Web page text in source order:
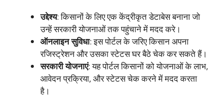
उद्देश्य: किसानों के लिए एक केंद्रीकृत डेटाबेस बनाना जो
उन्हें सरकारी योजनाओं तक पहुंचाने में मदद करे।
ऑनलाइन सुविधा: इस पोर्टल के जरिए किसान अपना
रजिस्ट्रेशन और उसका स्टेटस घर बैठे चेक कर सकते हैं।
सरकारी योजनाएं: यह पोर्टल किसानों को योजनाओं के लाभ,
आवेदन प्रक्रिया, और स्टेटस चेक करने में मदद करता
है।